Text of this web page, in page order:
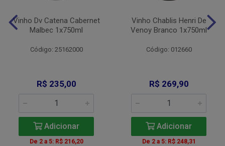
Vinho Dv Catena Cabernet
Malbec 1x750ml
Código: 25162000
R$ 235,00
Adicionar
De 2 a 5: R$ 216,20
Vinho Chablis Henri De
Venoy Branco 1x750ml
Código: 012660
R$ 269,90
Adicionar
De 2 a 5: R$ 248,31